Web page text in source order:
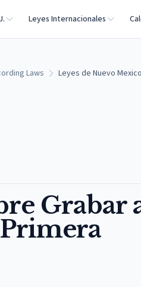
Leyes Internacionales
Laws Leyes de Nuevo
Grabar
Primera